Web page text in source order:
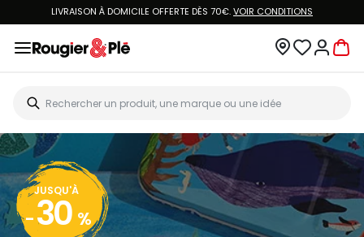
LIVRAISON À DOMICILE OFFERTE DÈS 70€.VOIR CONDITIONS
JUSQU'À
- 30 %